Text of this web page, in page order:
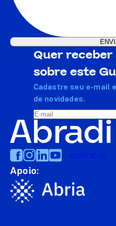
Quer
sobre este
Cadastre seu e-mail
de novidades.
ASSOCIE-SE
Apoio: